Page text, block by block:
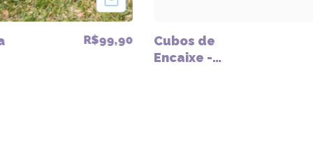
R$99,90
Cubos de
Encaixe -